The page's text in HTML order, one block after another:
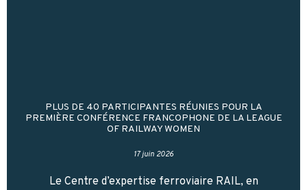
PLUS DE 40 PARTICIPANTES RÉUNIES POUR LA
PREMIÈRE CONFÉRENCE FRANCOPHONE DE LA LEAGUE
OF RAILWAY WOMEN
17 juin 2026
Le Centre d’expertise ferroviaire RAIL, en